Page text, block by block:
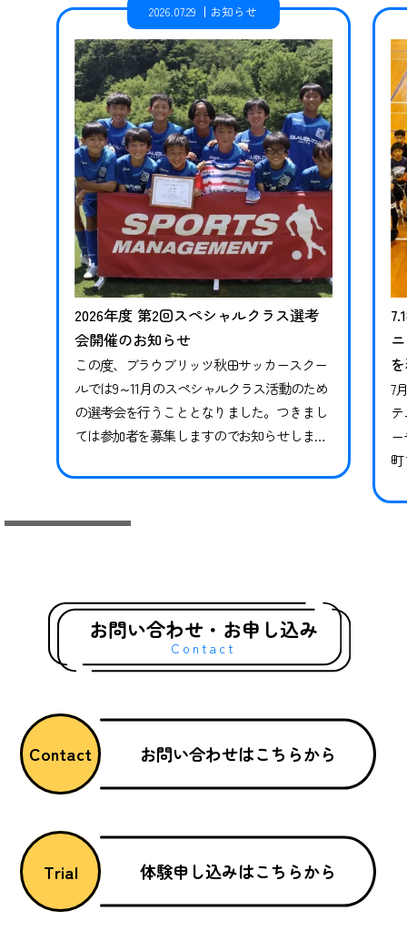
2026.07.29 お知らせ
2026年度 第2回スペシャルクラス選考
会開催のお知らせ
この度、ブラウブリッツ秋田サッカースクー
ルでは9～11月のスペシャルクラス活動のため
の選考会を行うこととなりました。つきまし
ては参加者を募集しますのでお知らせしま
継続ではありませんので、必ずお申し込みな
参加いただけなかった場合、対象期間のトレ
7
っ
お問い合わせ・お申し込み
Contact
Contact お問い合わせはこちらから
Trial 体験申し込みはこちらから